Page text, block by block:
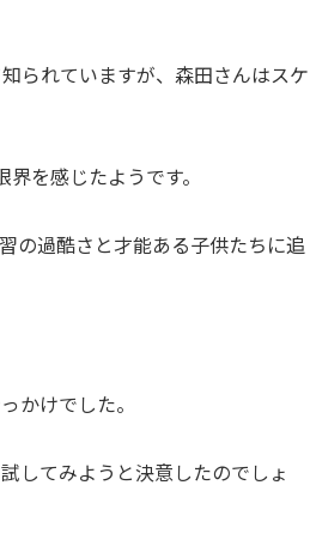
られていますが、森田さんはスケ
を感じたようです。
の過酷さと才能ある子供たちに追
かけでした。
してみようと決意したのでしょ